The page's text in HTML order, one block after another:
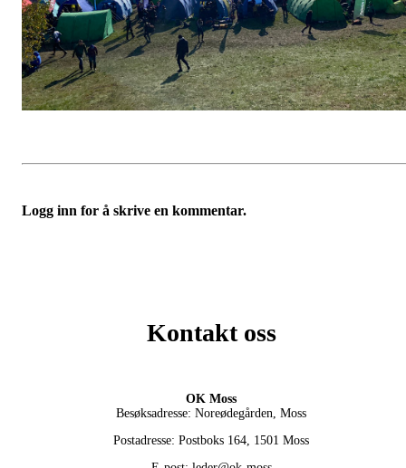
Logg inn for å skrive en kommentar.
Kontakt oss
OK Moss
Besøksadresse: Noreødegården, Moss
Postadresse: Postboks 164, 1501 Moss